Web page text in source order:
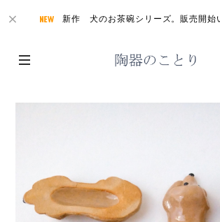
新作 犬のお茶碗シリーズ。販売開始